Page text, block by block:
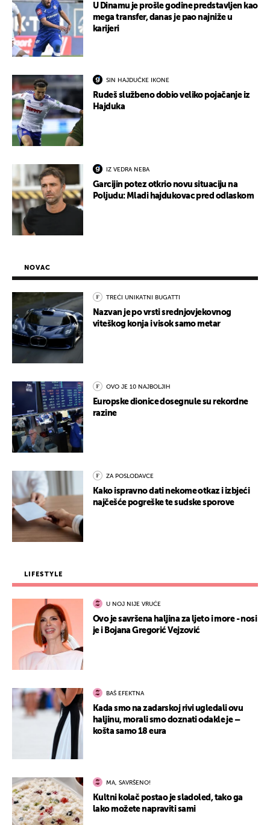
U Dinamu je prošle godine predstavljen kao
mega transfer, danas je pao najniže u
karijeri
SIN HAJDUČKE IKONE
Rudeš službeno dobio veliko pojačanje iz
Hajduka
IZ VEDRA NEBA
Garcijin potez otkrio novu situaciju na
Poljudu: Mladi hajdukovac pred odlaskom
NOVAC
TREĆI UNIKATNI BUGATTI
Nazvan je po vrsti srednjovjekovnog
viteškog konja i visok samo metar
OVO JE 10 NAJBOLJIH
Europske dionice dosegnule su rekordne
razine
ZA POSLODAVCE
Kako ispravno dati nekome otkaz i izbjeći
najčešće pogreške te sudske sporove
LIFESTYLE
U NOJ NIJE VRUĆE
Ovo je savršena haljina za ljeto i more - nosi
je i Bojana Gregorić Vejzović
BAŠ EFEKTNA
Kada smo na zadarskoj rivi ugledali ovu
haljinu, morali smo doznati odakle je –
košta samo 18 eura
MA, SAVRŠENO!
Kultni kolač postao je sladoled, tako ga
lako možete napraviti sami